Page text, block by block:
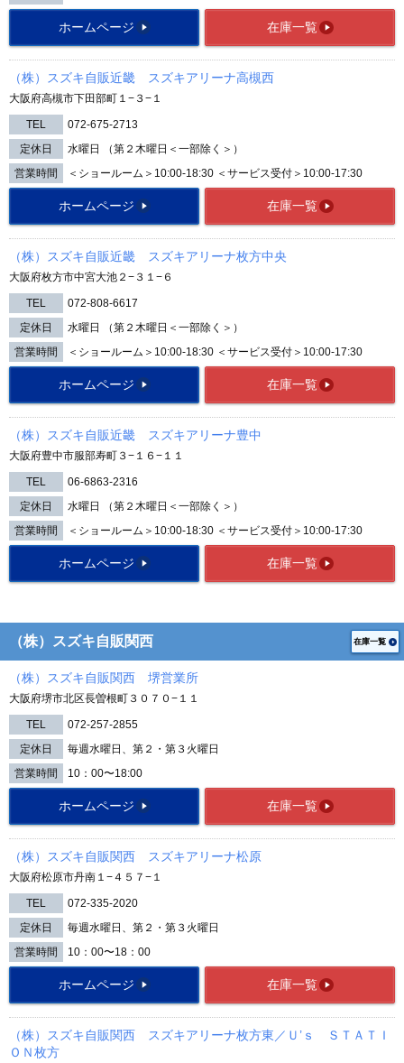
ホームページ 在庫一覧
（株）スズキ自販近畿 スズキアリーナ高槻西
大阪府高槻市下田部町１−３−１
TEL
072-675-2713
定休日
水曜日 （第２木曜日＜一部除く＞）
営業時間
＜ショールーム＞10:00-18:30 ＜サービス受付＞10:00-17:30
ホームページ 在庫一覧
（株）スズキ自販近畿 スズキアリーナ枚方中央
大阪府枚方市中宮大池２−３１−６
TEL
072-808-6617
定休日
水曜日 （第２木曜日＜一部除く＞）
営業時間
＜ショールーム＞10:00-18:30 ＜サービス受付＞10:00-17:30
ホームページ 在庫一覧
（株）スズキ自販近畿 スズキアリーナ豊中
大阪府豊中市服部寿町３−１６−１１
TEL
06-6863-2316
定休日
水曜日 （第２木曜日＜一部除く＞）
営業時間
＜ショールーム＞10:00-18:30 ＜サービス受付＞10:00-17:30
ホームページ 在庫一覧
（株）スズキ自販関西 在庫一覧
（株）スズキ自販関西 堺営業所
大阪府堺市北区長曽根町３０７０−１１
TEL
072-257-2855
定休日
毎週水曜日、第２・第３火曜日
営業時間
10：00〜18:00
ホームページ 在庫一覧
（株）スズキ自販関西 スズキアリーナ松原
大阪府松原市丹南１−４５７−１
TEL
072-335-2020
定休日
毎週水曜日、第２・第３火曜日
営業時間
10：00〜18：00
ホームページ 在庫一覧
（株）スズキ自販関西 スズキアリーナ枚方東／Ｕ’ｓ ＳＴＡＴＩ
ＯＮ枚方